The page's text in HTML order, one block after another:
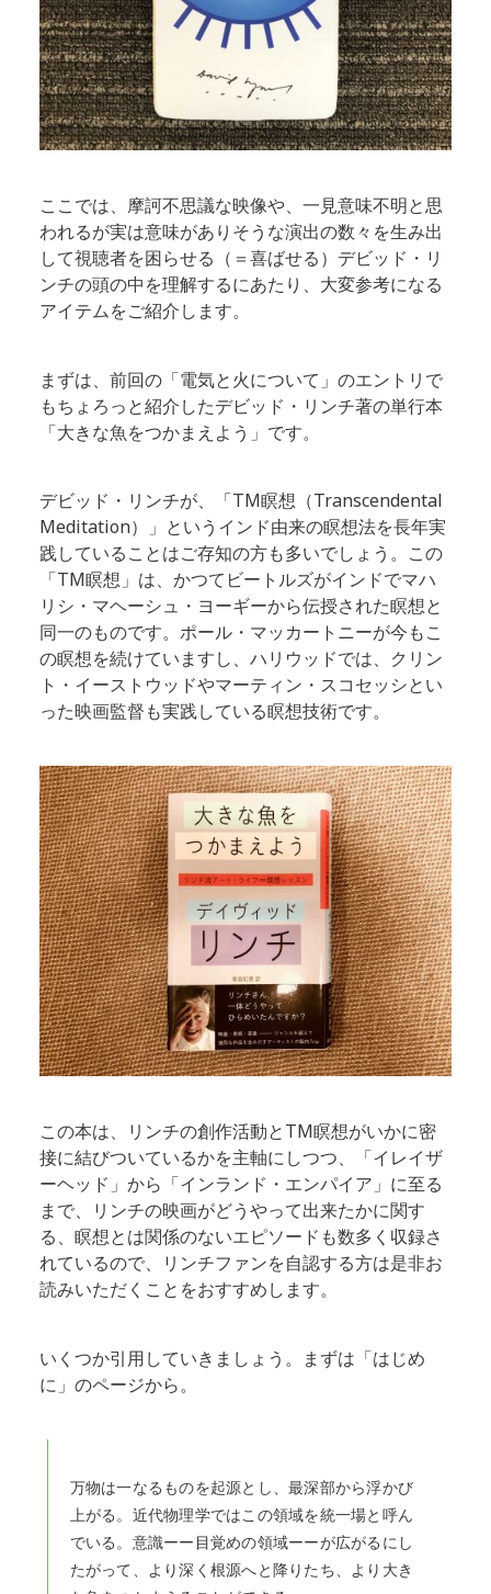
ここでは、摩訶不思議な映像や、一見意味不明と思
われるが実は意味がありそうな演出の数々を生み出
して視聴者を困らせる（＝喜ばせる）デビッド・リ
ンチの頭の中を理解するにあたり、大変参考になる
アイテムをご紹介します。
まずは、前回の「電気と火について」のエントリで
もちょろっと紹介したデビッド・リンチ著の単行本
「大きな魚をつかまえよう」です。
デビッド・リンチが、「TM瞑想（Transcendental
Meditation）」というインド由来の瞑想法を長年実
践していることはご存知の方も多いでしょう。この
「TM瞑想」は、かつてビートルズがインドでマハ
リシ・マヘーシュ・ヨーギーから伝授された瞑想と
同一のものです。ポール・マッカートニーが今もこ
の瞑想を続けていますし、ハリウッドでは、クリン
ト・イーストウッドやマーティン・スコセッシとい
った映画監督も実践している瞑想技術です。
この本は、リンチの創作活動とTM瞑想がいかに密
接に結びついているかを主軸にしつつ、「イレイザ
ーヘッド」から「インランド・エンパイア」に至る
まで、リンチの映画がどうやって出来たかに関す
る、瞑想とは関係のないエピソードも数多く収録さ
れているので、リンチファンを自認する方は是非お
読みいただくことをおすすめします。
いくつか引用していきましょう。まずは「はじめ
に」のページから。
万物は一なるものを起源とし、最深部から浮かび
上がる。近代物理学ではこの領域を統一場と呼ん
でいる。意識ーー目覚めの領域ーーが広がるにし
たがって、より深く根源へと降りたち、より大き